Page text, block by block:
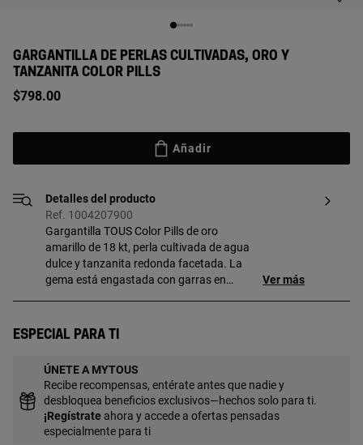
GARGANTILLA DE PERLAS CULTIVADAS, ORO Y
TANZANITA COLOR PILLS
$798.00
Añadir
Detalles del producto
Ref. 1004207900
Gargantilla TOUS Color Pills de oro
amarillo de 18 kt, perla cultivada de agua
dulce y tanzanita redonda facetada. La
gema está engastada con garras en
cultivada: 2-2,5 mm. Longitud de la
Ver más
Especial para ti
ÚNETE A MYTOUS
Recibe recompensas, entérate antes que nadie y
desbloquea beneficios exclusivos—hechos solo para ti.
¡Regístrate ahora y accede a ofertas pensadas
especialmente para ti